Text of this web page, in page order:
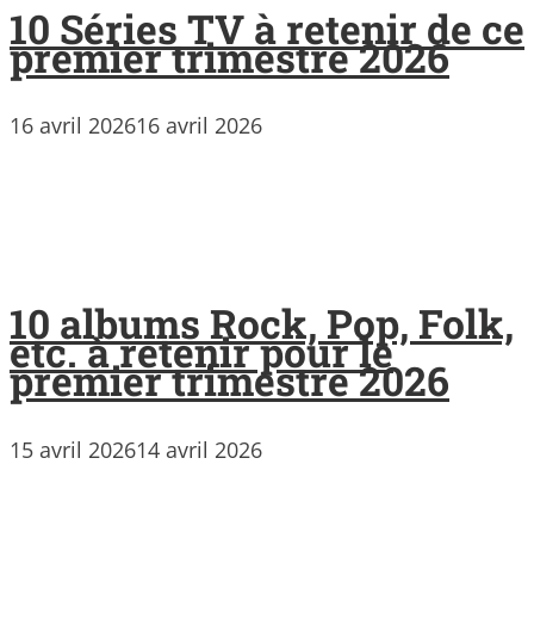
10 Séries TV à retenir de ce
premier trimestre 2026
16 avril 202616 avril 2026
10 albums Rock, Pop, Folk,
etc. à retenir pour le
premier trimestre 2026
15 avril 202614 avril 2026